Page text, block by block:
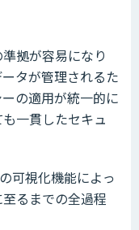
拠が容易になり
タが管理されるた
の適用が統一的に
一貫したセキュ
可視化機能によっ
るまでの全過程